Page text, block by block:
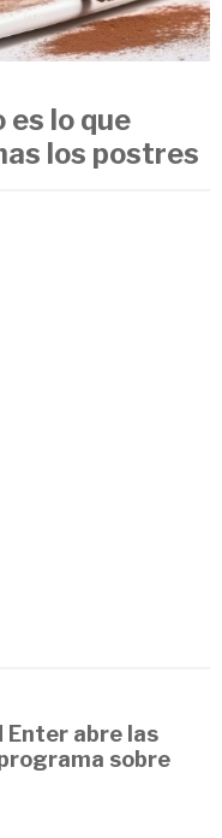
lo que
los postres
Enter abre las
sobre